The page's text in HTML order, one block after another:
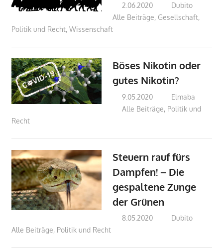
2.06.2020
Dubito
Alle Beiträge, Gesellschaft,
Politik und Recht, Wissenschaft
Böses Nikotin oder
gutes Nikotin?
9.05.2020
Elmaba
Alle Beiträge, Politik und
Recht
Steuern rauf fürs
Dampfen! – Die
gespaltene Zunge
der Grünen
8.05.2020
Dubito
Alle Beiträge, Politik und Recht